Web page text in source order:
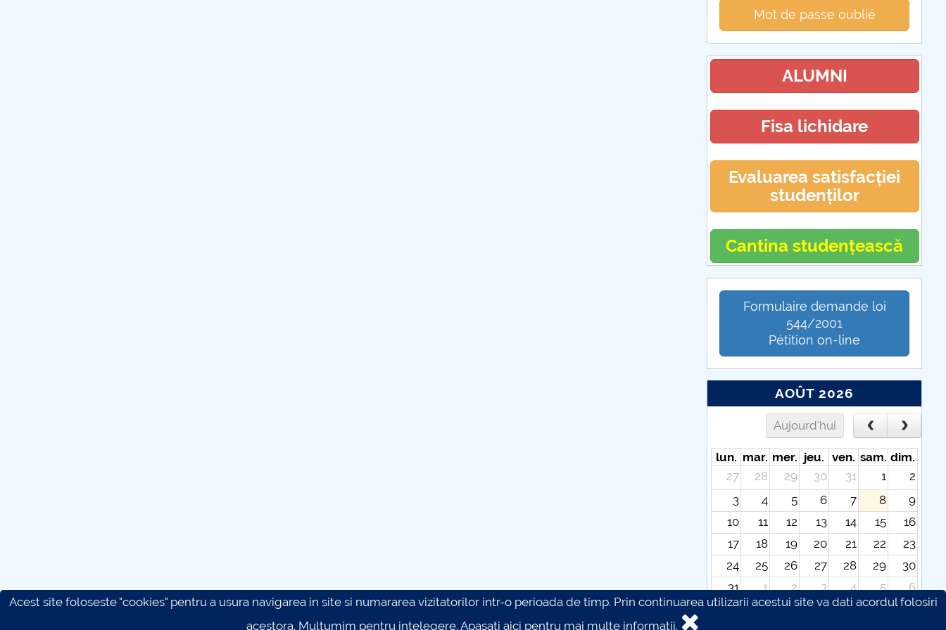
Mot de passe oublié
ALUMNI
Fisa lichidare
Evaluarea satisfacției
studenților
Cantina studențească
Formulaire demande loi
544/2001
Pétition on-line
AOÛT 2026
Aujourd'hui
lun. mar. mer. jeu. ven. sam. dim.
27
28 29 30 31 1
2
3
4 5 6 7 8
9
10
11 12 13 14 15
16
17
18 19 20 21 22
23
24
25 26 27 28 29
30
31
1 2 3 4 5
6
Acest site foloseste "cookies" pentru a usura navigarea in site si numararea vizitatorilor intr-o perioada de timp. Prin continuarea utilizarii acestui site va dati acordul folosiri
acestora. Multumim pentru intelegere.Apasati aici pentru mai multe informatii.